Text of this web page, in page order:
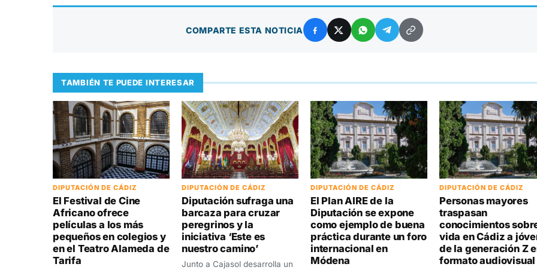
COMPARTE ESTA NOTICIA
TAMBIÉN TE PUEDE INTERESAR
DIPUTACIÓN DE CÁDIZ
El Festival de Cine
Africano ofrece
películas a los más
pequeños en colegios y
en el Teatro Alameda de
Tarifa
DIPUTACIÓN DE CÁDIZ
Diputación sufraga una
barcaza para cruzar
peregrinos y la
iniciativa ‘Este es
nuestro camino’
Junto a Cajasol desarrolla un
DIPUTACIÓN DE CÁDIZ
El Plan AIRE de la
Diputación se expone
como ejemplo de buena
práctica durante un foro
internacional en
Módena
DIPUTACIÓN DE CÁDIZ
Personas mayores
traspasan
conocimientos
vida en Cádiz a
de la generación Z
formato audiovisual